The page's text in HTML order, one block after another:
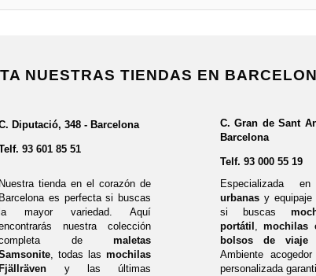
NUESTRAS TIENDAS EN
Diputació, 348 - Barcelona
93 601 85 51
Nuestra tienda en el corazón de
Barcelona es perfecta si buscas
la mayor variedad. Aquí
nuestra colección
de maletas
, todas las mochilas
Fjällräven y las últimas
C. Gran de Sant
Barcelona
Telf. 93 000 55 19
Especializada
urbanasy equipaje
si buscas
portátil ,mochilas
bolsos de viaje
Ambiente
personalizada